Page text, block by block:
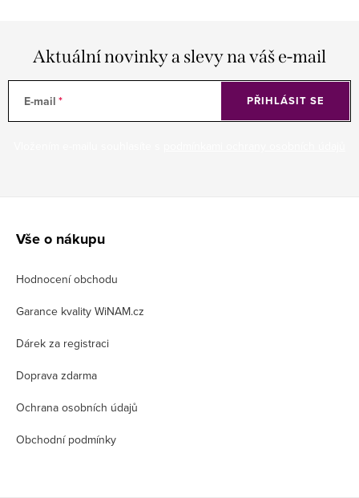
Aktuální novinky a slevy na váš e-mail
E-mail PŘIHLÁSIT SE
Vše o nákupu
Hodnocení obchodu
Garance kvality WiNAM.cz
Dárek za registraci
Doprava zdarma
Ochrana osobních údajů
Obchodní podmínky